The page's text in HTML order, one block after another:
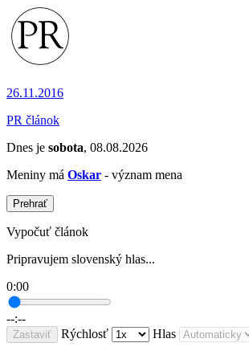
26.11.2016
PR článok
Dnes je sobota, 08.08.2026
Meniny má Oskar - význam mena
Prehrať
Vypočuť článok
Pripravujem slovenský hlas...
0:00
--:--
Zastaviť Rýchlosť Hlas